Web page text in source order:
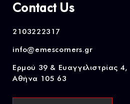
Contact Us
2103222317
info@emescorners.gr
Ερμού 39 & Ευαγγελιστρίας 4,
Αθήνα 105 63